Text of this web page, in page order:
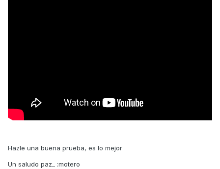
Hazle una buena prueba, es lo mejor
Un saludo paz_ :motero